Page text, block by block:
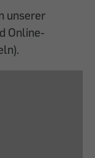
unserer
Online-